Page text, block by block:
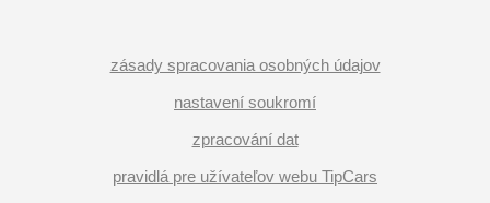
zásady spracovania osobných údajov
nastavení soukromí
zpracování dat
pravidlá pre užívateľov webu TipCars